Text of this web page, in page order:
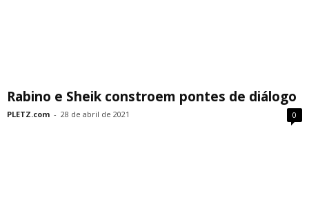
Rabino e Sheik constroem pontes de diálogo
PLETZ.com - 28 de abril de 2021 0